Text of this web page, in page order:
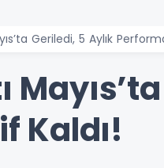
Geriledi, 5 Aylık
Kaldı!